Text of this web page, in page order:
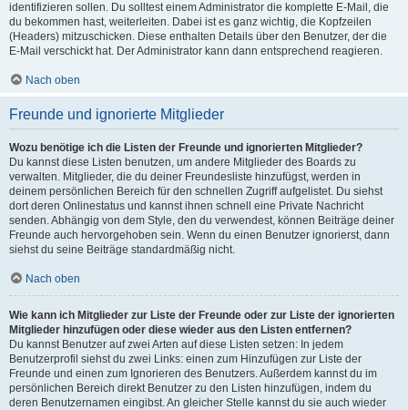
identifizieren sollen. Du solltest einem Administrator die komplette E-Mail, die
du bekommen hast, weiterleiten. Dabei ist es ganz wichtig, die Kopfzeilen
(Headers) mitzuschicken. Diese enthalten Details über den Benutzer, der die
E-Mail verschickt hat. Der Administrator kann dann entsprechend reagieren.
Nach oben
Freunde und ignorierte Mitglieder
Wozu benötige ich die Listen der Freunde und ignorierten Mitglieder?
Du kannst diese Listen benutzen, um andere Mitglieder des Boards zu
verwalten. Mitglieder, die du deiner Freundesliste hinzufügst, werden in
deinem persönlichen Bereich für den schnellen Zugriff aufgelistet. Du siehst
dort deren Onlinestatus und kannst ihnen schnell eine Private Nachricht
senden. Abhängig von dem Style, den du verwendest, können Beiträge deiner
Freunde auch hervorgehoben sein. Wenn du einen Benutzer ignorierst, dann
siehst du seine Beiträge standardmäßig nicht.
Nach oben
Wie kann ich Mitglieder zur Liste der Freunde oder zur Liste der ignorierten
Mitglieder hinzufügen oder diese wieder aus den Listen entfernen?
Du kannst Benutzer auf zwei Arten auf diese Listen setzen: In jedem
Benutzerprofil siehst du zwei Links: einen zum Hinzufügen zur Liste der
Freunde und einen zum Ignorieren des Benutzers. Außerdem kannst du im
persönlichen Bereich direkt Benutzer zu den Listen hinzufügen, indem du
deren Benutzernamen eingibst. An gleicher Stelle kannst du sie auch wieder